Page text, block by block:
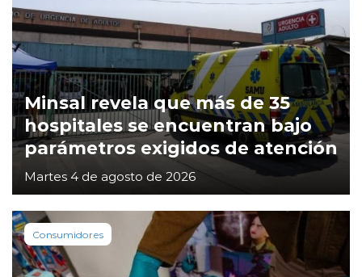
Minsal revela que más de 35
hospitales se encuentran bajo
parámetros exigidos de atención
Martes 4 de agosto de 2026
Consumidores